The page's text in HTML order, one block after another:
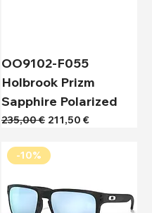
OO9102-F055
Holbrook Prizm
Sapphire Polarized
Κανονική τιμή
235,00 € Τιμή Έκπτωσης
211,50 €
-10%